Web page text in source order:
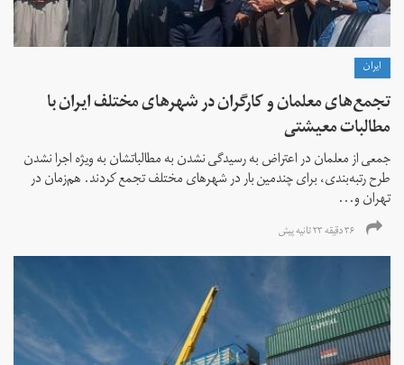
ايران
تجمع‌های معلمان و کارگران در شهرهای مختلف ایران با
مطالبات معیشتی
جمعی از معلمان در اعتراض به رسیدگی نشدن به مطالباتشان به ویژه اجرا نشدن
طرح رتبه‌بندی، برای چندمین بار در شهرهای مختلف تجمع کردند. هم‌زمان در
تهران و...
۳۶ دقیقه ۲۳ ثانیه پیش